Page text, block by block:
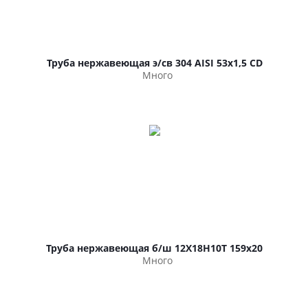
Труба нержавеющая э/св 304 AISI 53х1,5 CD
Много
Труба нержавеющая б/ш 12Х18Н10Т 159х20
Много